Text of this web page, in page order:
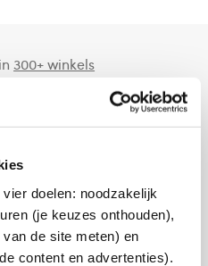
doelen: noodzakelijk
(je keuzes onthouden),
de site meten) en
content en advertenties).
300+ winkels